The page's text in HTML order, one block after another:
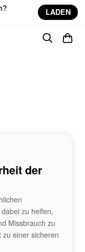
LADEN
der
zu helfen,
Missbrauch zu
einer sicheren